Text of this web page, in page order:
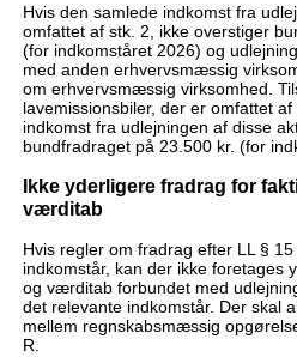
Hvis den samlede indkomst fra
omfattet af stk. 2, ikke overstiger
(for indkomståret 2026) og
med anden erhvervsmæssig
om erhvervsmæssig virksomhed.
lavemissionsbiler, der er omfattet
indkomst fra udlejningen af disse
bundfradraget på 23.500 kr. (for
Ikke yderligere fradrag for
værditab
Hvis regler om fradrag efter LL §
indkomstår, kan der ikke foretages
og værditab forbundet med
det relevante indkomstår. Der skal
mellem regnskabsmæssig
R.